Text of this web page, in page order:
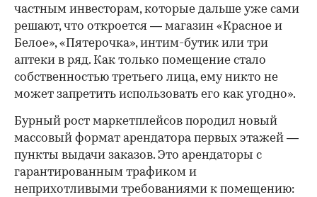
частным инвесторам, которые дальше уже сами
решают, что откроется — магазин «Красное и
Белое», «Пятерочка», интим-бутик или три
аптеки в ряд. Как только помещение стало
собственностью третьего лица, ему никто не
может запретить использовать его как угодно».
Бурный рост маркетплейсов породил новый
массовый формат арендатора первых этажей —
пункты выдачи заказов. Это арендаторы с
гарантированным трафиком и
неприхотливыми требованиями к помещению: